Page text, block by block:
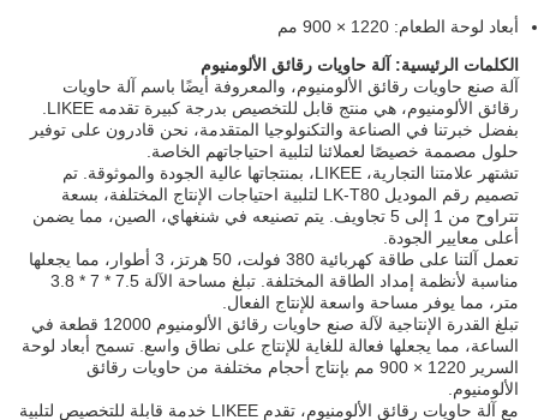
أبعاد لوحة الطعام: 1220 × 900 مم
الكلمات الرئيسية: آلة حاويات رقائق الألومنيوم
آلة صنع حاويات رقائق الألومنيوم، والمعروفة أيضًا باسم آلة حاويات
رقائق الألومنيوم، هي منتج قابل للتخصيص بدرجة كبيرة تقدمه LIKEE.
بفضل خبرتنا في الصناعة والتكنولوجيا المتقدمة، نحن قادرون على توفير
حلول مصممة خصيصًا لعملائنا لتلبية احتياجاتهم الخاصة.
تشتهر علامتنا التجارية، LIKEE، بمنتجاتها عالية الجودة والموثوقة. تم
تصميم رقم الموديل LK-T80 لتلبية احتياجات الإنتاج المختلفة، بسعة
تتراوح من 1 إلى 5 تجاويف. يتم تصنيعه في شنغهاي، الصين، مما يضمن
أعلى معايير الجودة.
تعمل آلتنا على طاقة كهربائية 380 فولت، 50 هرتز، 3 أطوار، مما يجعلها
مناسبة لأنظمة إمداد الطاقة المختلفة. تبلغ مساحة الآلة 7.5 * 7 * 3.8
متر، مما يوفر مساحة واسعة للإنتاج الفعال.
تبلغ القدرة الإنتاجية لآلة صنع حاويات رقائق الألومنيوم 12000 قطعة في
الساعة، مما يجعلها فعالة للغاية للإنتاج على نطاق واسع. تسمح أبعاد لوحة
السرير 1220 × 900 مم بإنتاج أحجام مختلفة من حاويات رقائق
الألومنيوم.
مع آلة حاويات رقائق الألومنيوم، تقدم LIKEE خدمة قابلة للتخصيص لتلبية